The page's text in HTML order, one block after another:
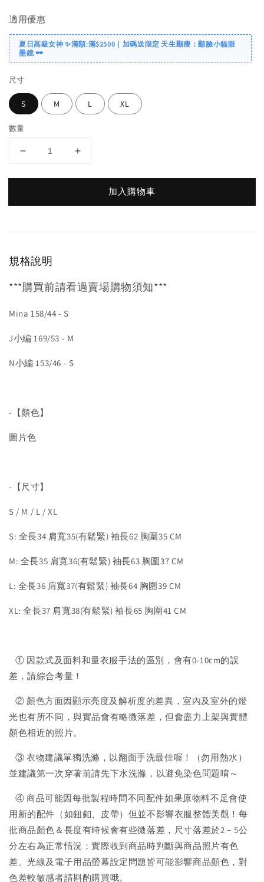
適用優惠
夏日高級女神 ✨滿額:滿$2500｜加碼送限定 天生顯瘦：顯臉小貓眼
墨鏡 🕶️
尺寸
S M L XL
數量
加入購物車
規格說明
***購買前請看過賣場購物須知***
Mina 158/44 - S
J小編 169/53 - M
N小編 153/46 - S
-【顏色】
圖片色
-【尺寸】
S / M / L / XL
S: 全長34 肩寬35(有鬆緊) 袖長62 胸圍35 CM
M: 全長35 肩寬36(有鬆緊) 袖長63 胸圍37 CM
L: 全長36 肩寬37(有鬆緊) 袖長64 胸圍39 CM
XL: 全長37 肩寬38(有鬆緊) 袖長65 胸圍41 CM
① 因款式及面料和量衣服手法的區別，會有0-10cm的誤
差，請綜合考量！
② 顏色方面因顯示亮度及解析度的差異，室內及室外的燈
光也有所不同，與實品會有略微落差，但會盡力上架與實體
顏色相近的照片。
③ 衣物建議單獨洗滌，以翻面手洗最佳喔！（勿用熱水）
並建議第一次穿著前請先下水洗滌，以避免染色問題唷～
④ 商品可能因每批製程時間不同配件如果原物料不足會使
用新的配件（如鈕釦、皮帶）但並不影響衣服整體美觀！每
批商品顏色＆長度有時候會有些微落差，尺寸落差於2－5公
分左右為正常情況；實際收到商品時判斷與商品照片有色
差。光線及電子用品螢幕設定問題皆可能影響商品顏色，對
色差較敏感者請斟酌購買哦。